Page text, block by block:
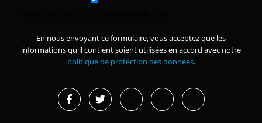
En nous envoyant ce formulaire, vous acceptez que les
informations qu'il contient soient utilisées en accord avec notre
politique de protection des données.